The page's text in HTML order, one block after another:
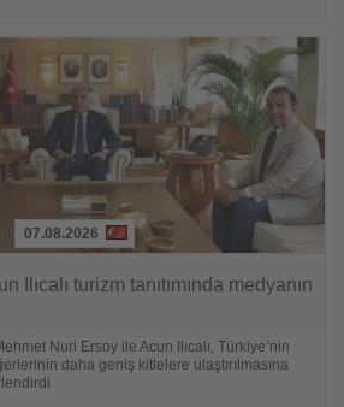
07.08.2026
Ilıcalı turizm tanıtımında medyanın
Nuri Ersoy ile Acun Ilıcalı, Türkiye’nin
daha geniş kitlelere ulaştırılmasına